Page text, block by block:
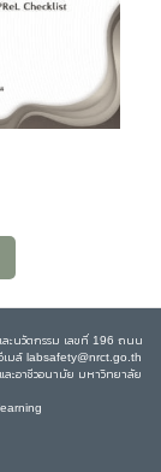
ละนวัตกรรม เลขที่ 196 ถนน
มล์ labsafety@nrct.go.th
ะอาชีวอนามัย มหาวิทยาลัย